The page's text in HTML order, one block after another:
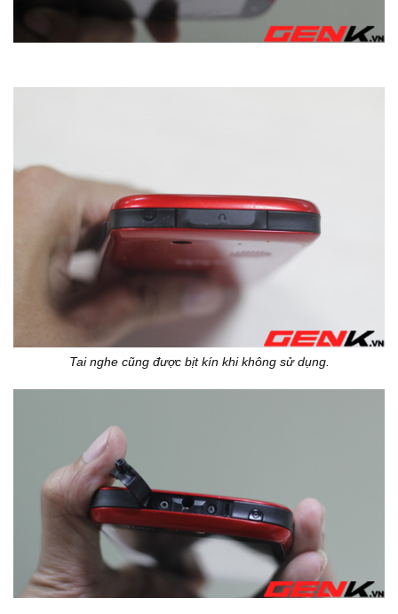
Tai nghe cũng được bịt kín khi không sử dụng.